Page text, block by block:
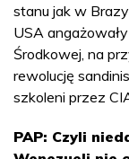
stanu jak w
USA
Środkowej, na
rewolucję
szkoleni przez
PAP: Czyli